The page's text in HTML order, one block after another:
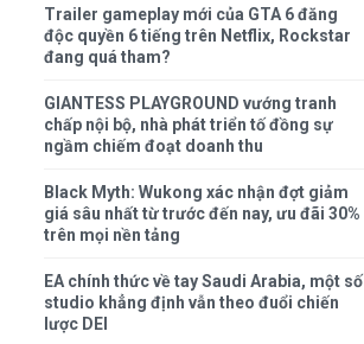
Trailer gameplay mới của GTA 6 đăng
độc quyền 6 tiếng trên Netflix, Rockstar
đang quá tham?
GIANTESS PLAYGROUND vướng tranh
chấp nội bộ, nhà phát triển tố đồng sự
ngầm chiếm đoạt doanh thu
Black Myth: Wukong xác nhận đợt giảm
giá sâu nhất từ trước đến nay, ưu đãi 30%
trên mọi nền tảng
EA chính thức về tay Saudi Arabia, một số
studio khẳng định vẫn theo đuổi chiến
lược DEI